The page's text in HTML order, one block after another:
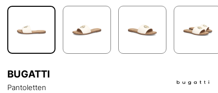
BUGATTI
Pantoletten